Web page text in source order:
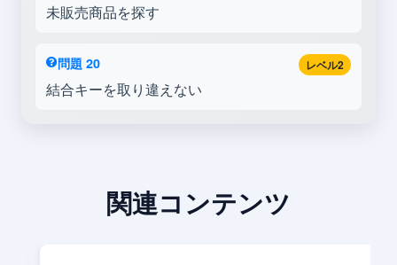
未販売商品を探す
レベル2
問題 20
結合キーを取り違えない
関連コンテンツ